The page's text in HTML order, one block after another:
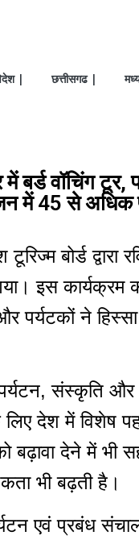
| छत्तीसगढ |
में बर्ड वॉचिंग
45 से अधिक
टूरिज्म बोर्ड
इस
पर्यटकों ने
संस्कृति और
लिए देश में विशेष
बढ़ावा देने में भी
भी बढ़ती है।
एवं प्रबंध